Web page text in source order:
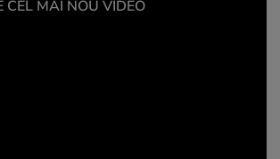
CEL MAI NOU VIDEO